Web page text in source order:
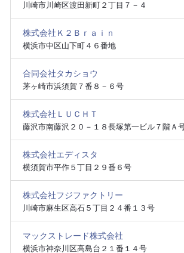
川崎市川崎区渡田新町２丁目７－４
株式会社Ｋ２Ｂｒａｉｎ
横浜市中区山下町４６番地
合同会社タカショウ
茅ヶ崎市浜須賀７番８－６号
株式会社ＬＵＣＨＴ
藤沢市南藤沢２０－１８長塚第一ビル７階Ａ
株式会社エディスタ
横須賀市平作５丁目２９番６号
株式会社フジファクトリー
川崎市麻生区高石５丁目２４番１３号
マックストレード株式会社
横浜市神奈川区高島台２１番１４号